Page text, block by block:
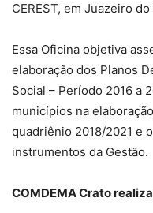
CEREST, em Juazeiro
Essa Oficina objetiva
elaboração dos Planos
Social – Período 2016 a
municípios na
quadriênio 2018/2021 e
instrumentos da Gestão.
COMDEMA Crato